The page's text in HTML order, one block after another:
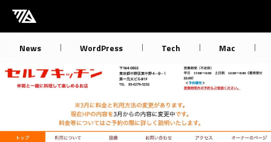
[M] mbdb [モバデビ]
News WordPress Tech Mac